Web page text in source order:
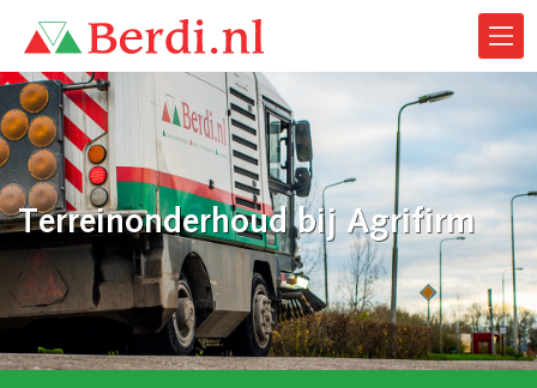
Terreinonderhoud bij Agrifirm